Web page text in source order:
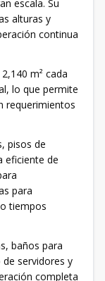
escala. Su
alturas y
continua
m² cada
lo que permite
requerimientos
pisos de
eficiente de
para
tiempos
baños para
servidores y
completa